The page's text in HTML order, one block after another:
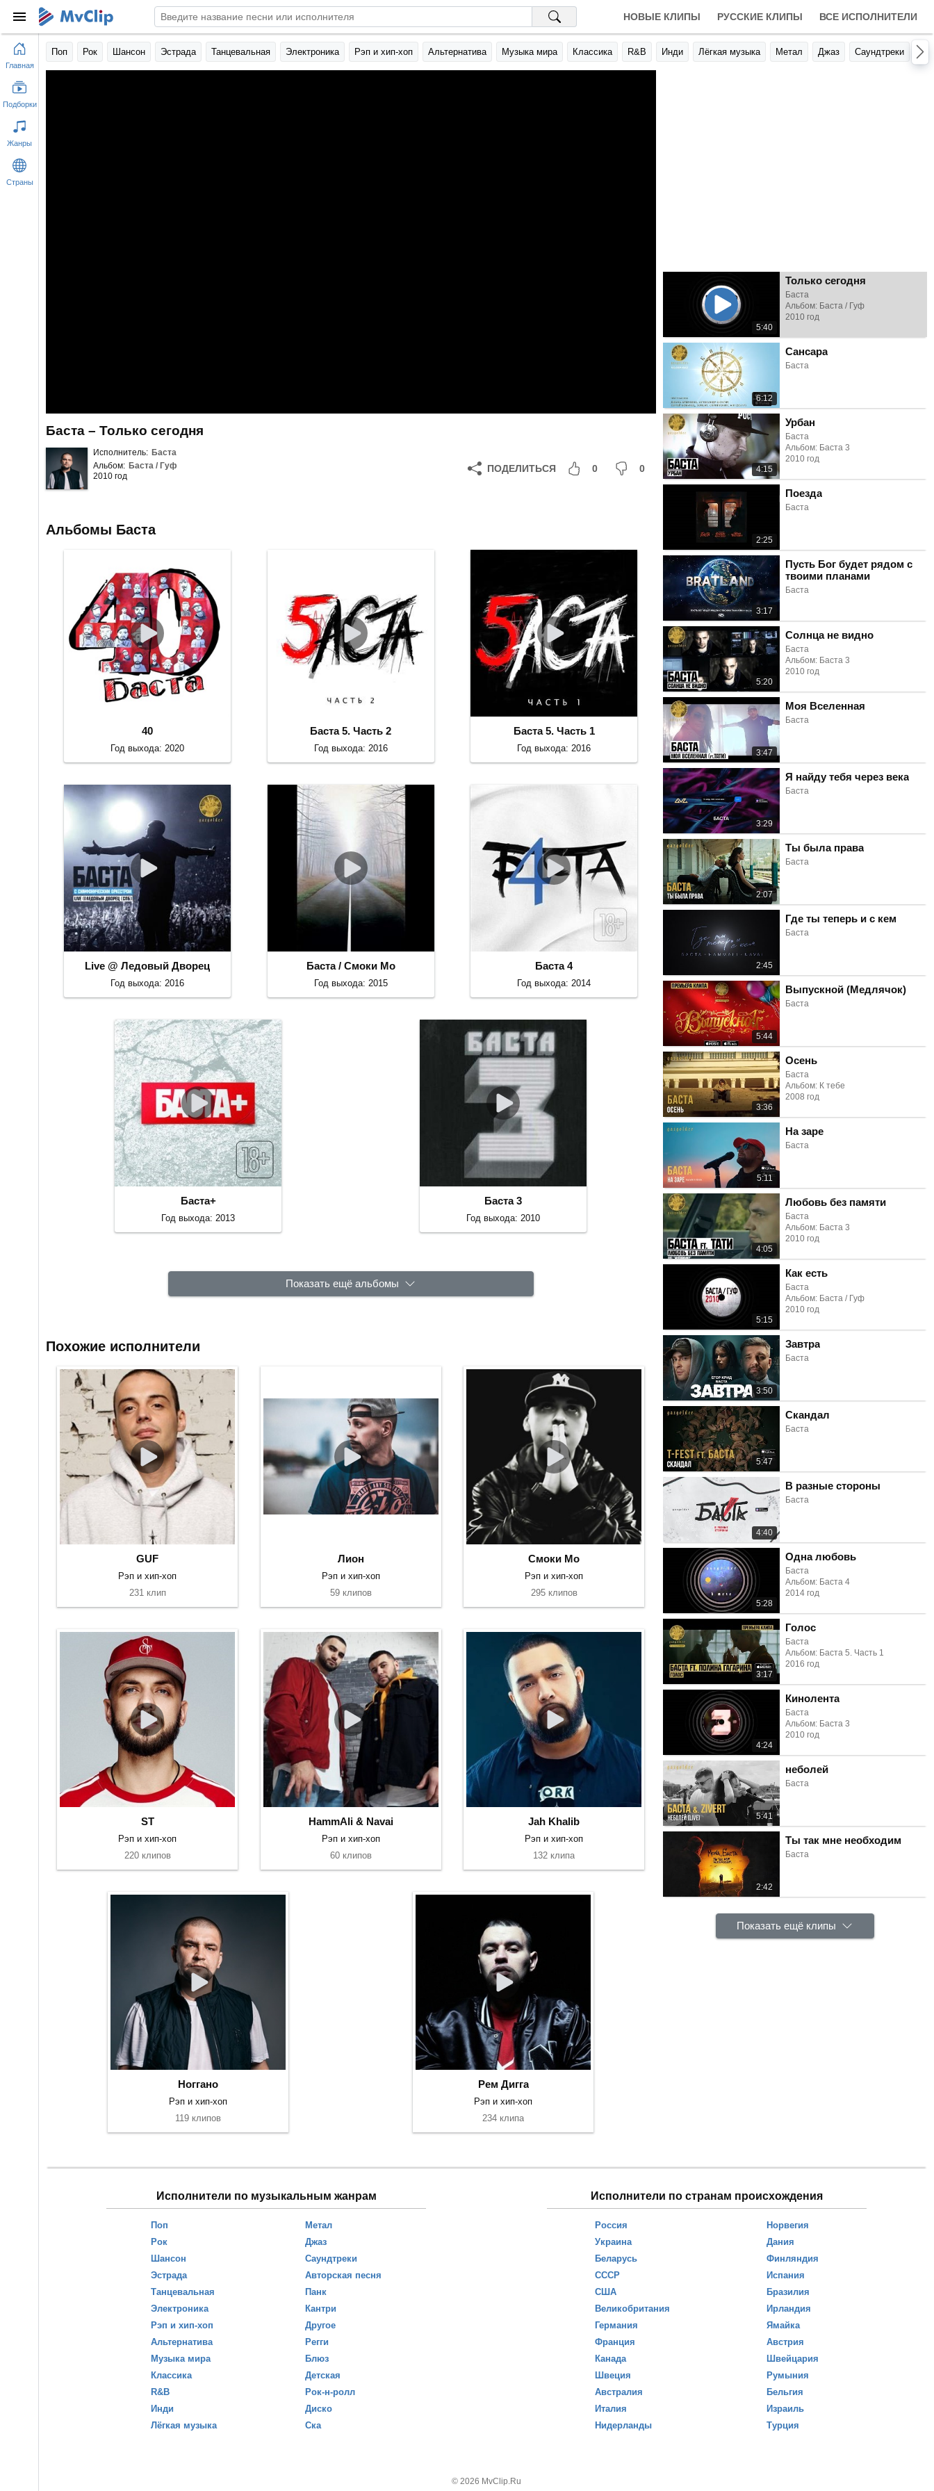
НОВЫЕ КЛИПЫ РУССКИЕ КЛИПЫ ВСЕ ИСПОЛНИТЕЛИ
Поп Рок Шансон Эстрада Танцевальная Электроника Рэп и хип-хоп Альтернатива Музыка мира Классика R&B Инди Лёгкая музыка Метал Джаз Саундтреки
Баста – Только сегодня
Исполнитель: Баста
Альбом: Баста / Гуф
2010 год
ПОДЕЛИТЬСЯ 0 0
5:40
Только сегодня
Баста
Альбом: Баста / Гуф
2010 год
6:12
Сансара
Баста
4:15
Урбан
Баста
Альбом: Баста 3
2010 год
2:25
Поезда
Баста
3:17
Пусть Бог будет рядом с
твоими планами
Баста
5:20
Солнца не видно
Баста
Альбом: Баста 3
2010 год
3:47
Моя Вселенная
Баста
3:29
Я найду тебя через века
Баста
2:07
Ты была права
Баста
2:45
Где ты теперь и с кем
Баста
5:44
Выпускной (Медлячок)
Баста
3:36
Осень
Баста
Альбом: К тебе
2008 год
5:11
На заре
Баста
4:05
Любовь без памяти
Баста
Альбом: Баста 3
2010 год
5:15
Как есть
Баста
Альбом: Баста / Гуф
2010 год
3:50
Завтра
Баста
5:47
Скандал
Баста
4:40
В разные стороны
Баста
5:28
Одна любовь
Баста
Альбом: Баста 4
2014 год
3:17
Голос
Баста
Альбом: Баста 5. Часть 1
2016 год
4:24
Кинолента
Баста
Альбом: Баста 3
2010 год
5:41
неболей
Баста
2:42
Ты так мне необходим
Баста
Показать ещё клипы
Альбомы Баста
40
Год выхода: 2020
Баста 5. Часть 2
Год выхода: 2016
Баста 5. Часть 1
Год выхода: 2016
Live @ Ледовый Дворец
Год выхода: 2016
Баста / Смоки Мо
Год выхода: 2015
Баста 4
Год выхода: 2014
Баста+
Год выхода: 2013
Баста 3
Год выхода: 2010
Показать ещё альбомы
Похожие исполнители
GUF
Рэп и хип-хоп
231 клип
Лион
Рэп и хип-хоп
59 клипов
Смоки Мо
Рэп и хип-хоп
295 клипов
ST
Рэп и хип-хоп
220 клипов
HammAli & Navai
Рэп и хип-хоп
60 клипов
Jah Khalib
Рэп и хип-хоп
132 клипа
Ноггано
Рэп и хип-хоп
119 клипов
Рем Дигга
Рэп и хип-хоп
234 клипа
Исполнители по музыкальным жанрам
Поп
Рок
Шансон
Эстрада
Танцевальная
Электроника
Рэп и хип-хоп
Альтернатива
Музыка мира
Классика
R&B
Инди
Лёгкая музыка
Метал
Джаз
Саундтреки
Авторская песня
Панк
Кантри
Другое
Регги
Блюз
Детская
Рок-н-ролл
Диско
Ска
Исполнители по странам происхождения
Россия
Украина
Беларусь
СССР
США
Великобритания
Германия
Франция
Канада
Швеция
Австралия
Италия
Нидерланды
Норвегия
Дания
Финляндия
Испания
Бразилия
Ирландия
Ямайка
Австрия
Швейцария
Румыния
Бельгия
Израиль
Турция
© 2026 MvClip.Ru
Главная
Подборки
Жанры
Страны